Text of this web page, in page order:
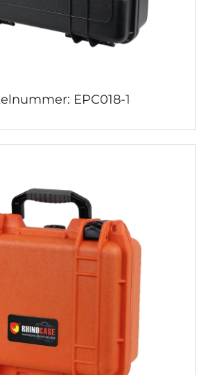
EPC018-1